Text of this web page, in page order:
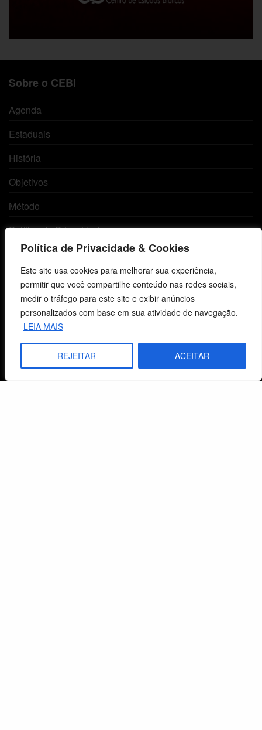
Política de Privacidade & Cookies
Este site usa cookies para melhorar sua experiência,
permitir que você compartilhe conteúdo nas redes sociais,
medir o tráfego para este site e exibir anúncios
personalizados com base em sua atividade de navegação.
LEIA MAIS
REJEITAR ACEITAR
Sobre o CEBI
Agenda
Estaduais
História
Objetivos
Método
Política de Privacidade
Atendimento ao Cliente
Livraria
Minha conta
Carrinho
Lista de Desejos